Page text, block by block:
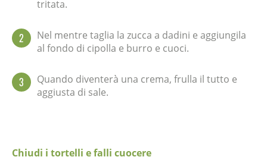
tritata.
2
Nel mentre taglia la zucca a dadini e aggiungila
al fondo di cipolla e burro e cuoci.
3
Quando diventerà una crema, frulla il tutto e
aggiusta di sale.
Chiudi i tortelli e falli cuocere